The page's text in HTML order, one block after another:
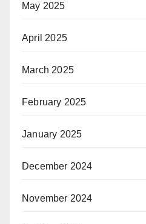
May 2025
April 2025
March 2025
February 2025
January 2025
December 2024
November 2024